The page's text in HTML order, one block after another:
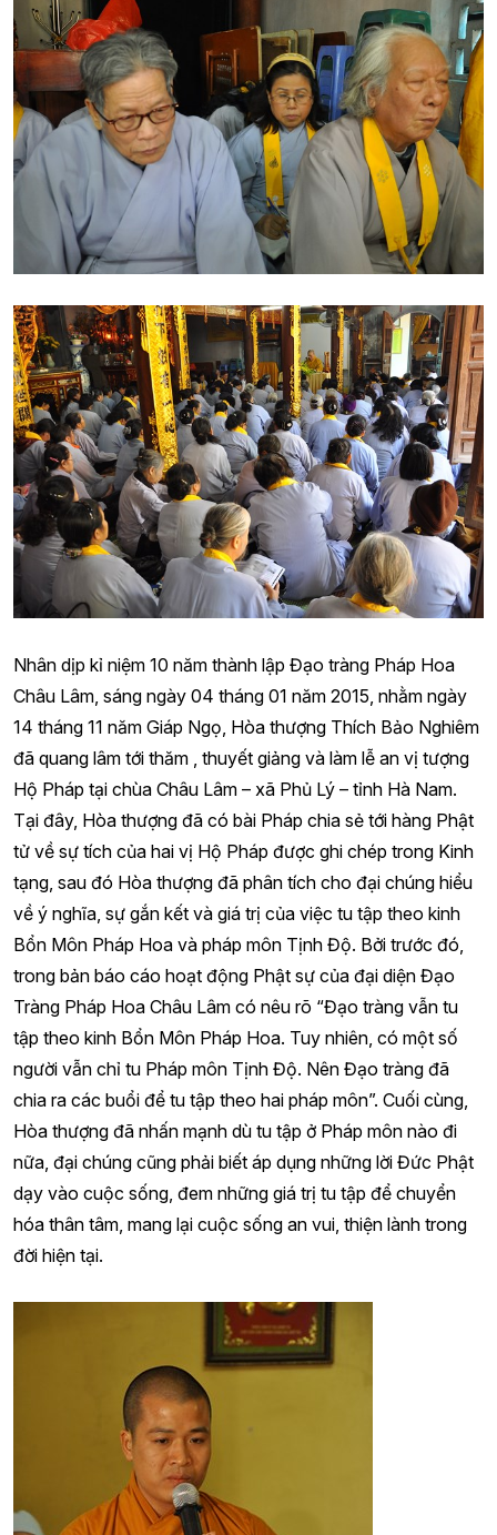
Nhân dịp kỉ niệm 10 năm thành lập Đạo tràng Pháp Hoa
Châu Lâm, sáng ngày 04 tháng 01 năm 2015, nhằm ngày
14 tháng 11 năm Giáp Ngọ, Hòa thượng Thích Bảo Nghiêm
đã quang lâm tới thăm , thuyết giảng và làm lễ an vị tượng
Hộ Pháp tại chùa Châu Lâm – xã Phủ Lý – tỉnh Hà Nam.
Tại đây, Hòa thượng đã có bài Pháp chia sẻ tới hàng Phật
tử về sự tích của hai vị Hộ Pháp được ghi chép trong Kinh
tạng, sau đó Hòa thượng đã phân tích cho đại chúng hiểu
về ý nghĩa, sự gắn kết và giá trị của việc tu tập theo kinh
Bổn Môn Pháp Hoa và pháp môn Tịnh Độ. Bởi trước đó,
trong bản báo cáo hoạt động Phật sự của đại diện Đạo
Tràng Pháp Hoa Châu Lâm có nêu rõ “Đạo tràng vẫn tu
tập theo kinh Bổn Môn Pháp Hoa. Tuy nhiên, có một số
người vẫn chỉ tu Pháp môn Tịnh Độ. Nên Đạo tràng đã
chia ra các buổi để tu tập theo hai pháp môn”. Cuối cùng,
Hòa thượng đã nhấn mạnh dù tu tập ở Pháp môn nào đi
nữa, đại chúng cũng phải biết áp dụng những lời Đức Phật
dạy vào cuộc sống, đem những giá trị tu tập để chuyển
hóa thân tâm, mang lại cuộc sống an vui, thiện lành trong
đời hiện tại.